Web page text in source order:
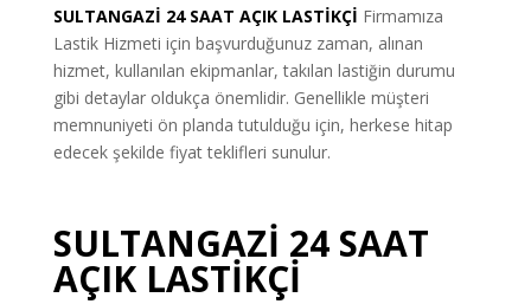
SULTANGAZİ 24 SAAT AÇIK LASTİKÇİ Firmamıza
Lastik Hizmeti için başvurduğunuz zaman, alınan
hizmet, kullanılan ekipmanlar, takılan lastiğin durumu
gibi detaylar oldukça önemlidir. Genellikle müşteri
memnuniyeti ön planda tutulduğu için, herkese hitap
edecek şekilde fiyat teklifleri sunulur.
SULTANGAZİ 24 SAAT
AÇIK LASTİKÇİ